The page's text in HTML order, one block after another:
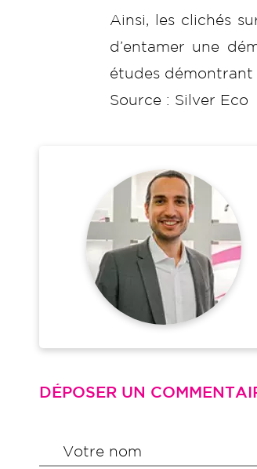
Ainsi, les clichés
d’entamer une
études démontrant
Source : Silver Eco
DÉPOSER UN
Votre nom